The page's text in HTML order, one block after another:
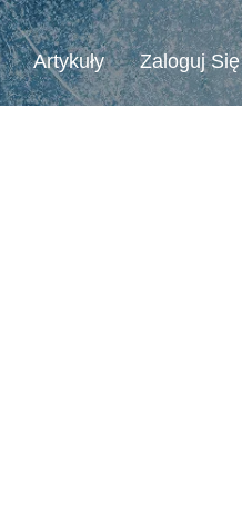
Artykuły Zaloguj Się